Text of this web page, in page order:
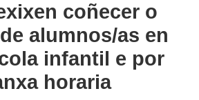
coñecer o
alumnos/as en
infantil e por
horaria